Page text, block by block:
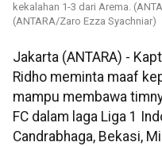
kekalahan 1-3 dari Arema.
(ANTARA/Zaro Ezza Syachniar)
Jakarta (ANTARA) -
Ridho meminta maaf
mampu membawa
FC dalam laga Liga 1
Candrabhaga, Bekasi,